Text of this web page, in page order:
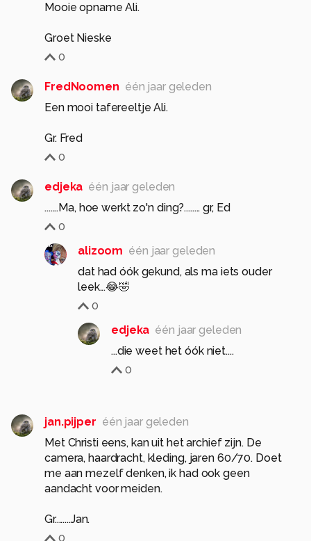
Mooie opname Ali.
Groet Nieske
0
FredNoomen één jaar geleden
Een mooi tafereeltje Ali.
Gr. Fred
0
edjeka één jaar geleden
.......Ma, hoe werkt zo'n ding?........ gr, Ed
0
alizoom één jaar geleden
dat had óók gekund, als ma iets ouder
leek...😂🤣
0
edjeka één jaar geleden
...die weet het óók niet....
0
jan.pijper één jaar geleden
Met Christi eens, kan uit het archief zijn. De
camera, haardracht, kleding, jaren 60/70. Doet
me aan mezelf denken, ik had ook geen
aandacht voor meiden.
Gr........Jan.
0